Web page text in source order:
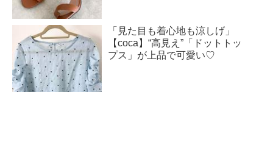
「見た目も着心地も涼しげ」
【coca】“高見え”「ドットトッ
プス」が上品で可愛い♡